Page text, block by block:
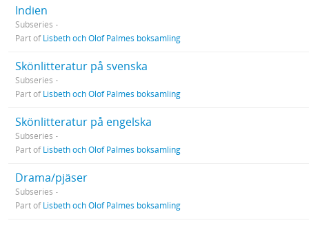
Indien
Subseries
Part ofLisbeth och Olof Palmes boksamling
Skönlitteratur på svenska
Subseries
Part ofLisbeth och Olof Palmes boksamling
Skönlitteratur på engelska
Subseries
Part ofLisbeth och Olof Palmes boksamling
Drama/pjäser
Subseries
Part ofLisbeth och Olof Palmes boksamling